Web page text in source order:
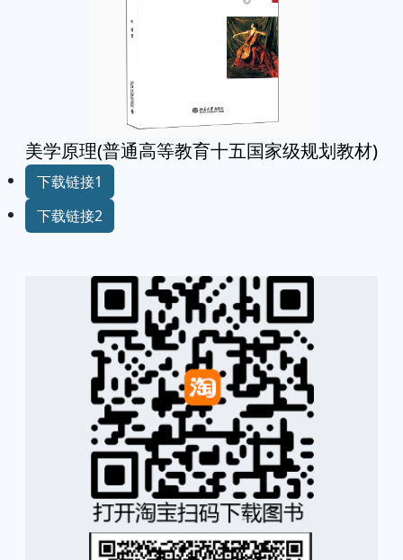
美学原理(普通高等教育十五国家级规划教材)
下载链接1
下载链接2